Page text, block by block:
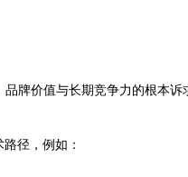
牌价值与长期竞争力的根本
径，例如：